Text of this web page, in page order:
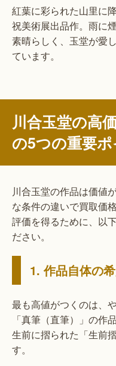
紅葉に彩られた山里に
祝美術展出品作。雨に
素晴らしく、玉堂が愛
ています。
川合玉堂の高
の5つの重要ポ
川合玉堂の作品は価値
な条件の違いで買取価
評価を得るために、以
ださい。
1. 作品自体の
最も高値がつくのは、
「真筆（直筆）」の作
生前に摺られた「生前
す。